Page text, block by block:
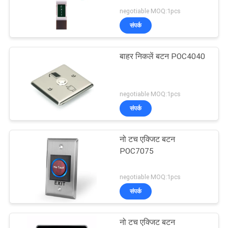
गोपनीयता
वायरलेस स्मार्ट डोर लॉक
Tuya TTLock
126
अभिगम नियंत्रण पाठक
negotiable MOQ:1pcs
संपर्क
बाहर निकलें बटन POC4040
negotiable MOQ:1pcs
संपर्क
नो टच एक्जिट बटन
POC7075
negotiable MOQ:1pcs
संपर्क
नो टच एक्जिट बटन